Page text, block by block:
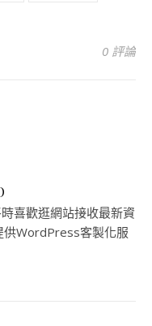
0 評論
喜歡逛網站接收最新資
WordPress客製化服